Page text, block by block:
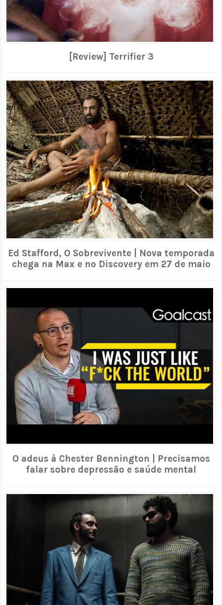
[Review] Terrifier 3
Ed Stafford, O Sobrevivente | Nova temporada
chega na Max e no Discovery em 27 de maio
O adeus à Chester Bennington | Precisamos
falar sobre depressão e saúde mental